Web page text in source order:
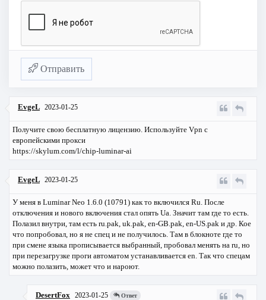
Отправить
EvgeL 2023-01-25
Получите свою бесплатную лицензию. Используйте Vpn c
европейскими прокси
https://skylum.com/l/chip-luminar-ai
EvgeL 2023-01-25
У меня в Luminar Neo 1.6.0 (10791) как то включился Ru. После
отключения и нового включения стал опять Ua. Значит там где то есть.
Полазил внутри, там есть ru.pak, uk.pak, en-GB.pak, en-US.pak и др. Кое
что попробовал, но я не спец и не получилось. Там в блокноте где то
при смене языка прописывается выбранный, пробовал менять на ru, но
при перезагрузке проги автоматом устанавливается en. Так что спецам
можно полазить, может что и нароют.
DesertFox 2023-01-25 Ответ